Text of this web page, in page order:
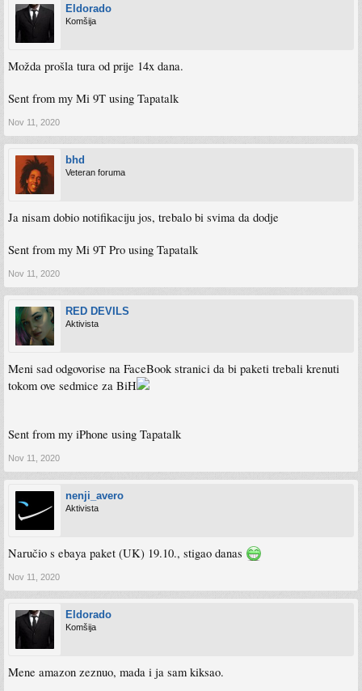
Eldorado
Komšija
Možda prošla tura od prije 14x dana.
Sent from my Mi 9T using Tapatalk
Nov 11, 2020
bhd
Veteran foruma
Ja nisam dobio notifikaciju jos, trebalo bi svima da dodje
Sent from my Mi 9T Pro using Tapatalk
Nov 11, 2020
RED DEVILS
Aktivista
Meni sad odgovorise na FaceBook stranici da bi paketi trebali krenuti
tokom ove sedmice za BiH
Sent from my iPhone using Tapatalk
Nov 11, 2020
nenji_avero
Aktivista
Naručio s ebaya paket (UK) 19.10., stigao danas
Nov 11, 2020
Eldorado
Komšija
Mene amazon zeznuo, mada i ja sam kiksao.